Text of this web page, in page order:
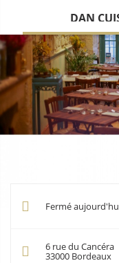
DAN
Fermé
6 rue du Cancéra
33000 Bordeaux